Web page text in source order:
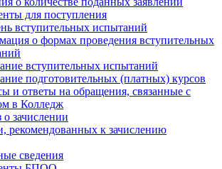
для поступления
вступительных испытаний
о формах проведения вступительных
вступительных испытаний
подготовительных (платных) курсов
и ответы на обращения, связанные с
в Колледж
зачислении
рекомендованных к зачислению
сведения